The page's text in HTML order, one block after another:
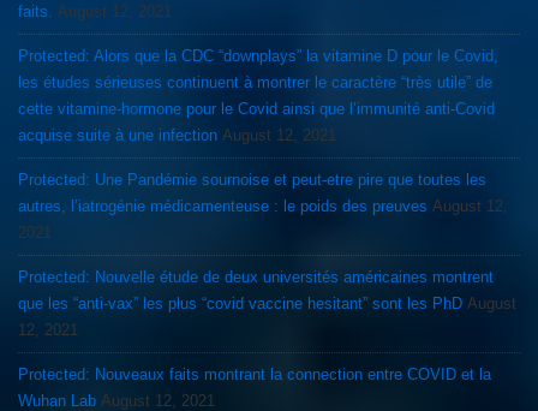
faits.
August 12, 2021
Protected: Alors que la CDC “downplays” la vitamine D pour le Covid,
les études sérieuses continuent à montrer le caractère “très utile” de
cette vitamine-hormone pour le Covid ainsi que l’immunité anti-Covid
acquise suite à une infection August 12, 2021
Protected: Une Pandémie sournoise et peut-etre pire que toutes les
autres, l’iatrogénie médicamenteuse : le poids des preuves August 12,
2021
Protected: Nouvelle étude de deux universités américaines montrent
que les “anti-vax” les plus “covid vaccine hesitant” sont les PhD August
12, 2021
Protected: Nouveaux faits montrant la connection entre COVID et la
Wuhan Lab August 12, 2021